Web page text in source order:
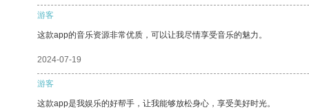
游客
这款app的音乐资源非常优质，可以让我尽情享受音乐的魅力。
2024-07-19
游客
这款app是我娱乐的好帮手，让我能够放松身心，享受美好时光。